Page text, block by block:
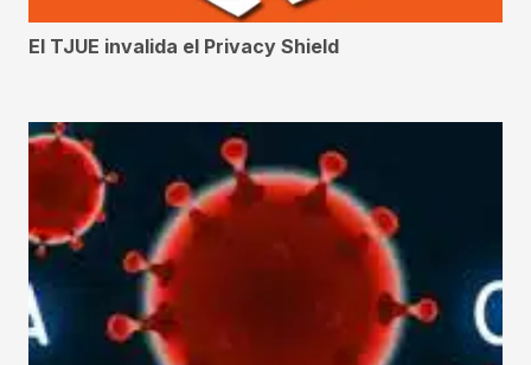
El TJUE invalida el Privacy Shield